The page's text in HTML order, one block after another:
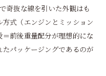
奇抜な線を引いた外観はも
式（エンジンとミッション
前後重量配分が理想的にな
パッケージングであるのが